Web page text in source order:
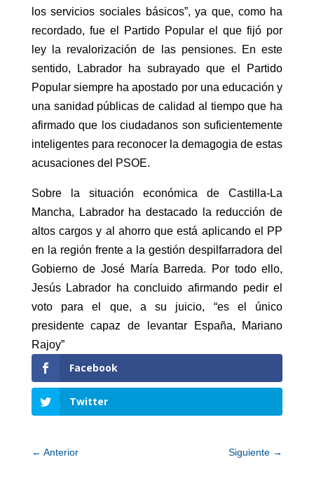
los servicios sociales básicos”, ya que, como ha
recordado, fue el Partido Popular el que fijó por
ley la revalorización de las pensiones. En este
sentido, Labrador ha subrayado que el Partido
Popular siempre ha apostado por una educación y
una sanidad públicas de calidad al tiempo que ha
afirmado que los ciudadanos son suficientemente
inteligentes para reconocer la demagogia de estas
acusaciones del PSOE.
Sobre la situación económica de Castilla-La
Mancha, Labrador ha destacado la reducción de
altos cargos y al ahorro que está aplicando el PP
en la región frente a la gestión despilfarradora del
Gobierno de José María Barreda. Por todo ello,
Jesús Labrador ha concluido afirmando pedir el
voto para el que, a su juicio, “es el único
presidente capaz de levantar España, Mariano
Rajoy”
Facebook
Twitter
← Anterior Siguiente →